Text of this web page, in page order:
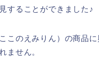
することができました♪
このえみりん）の商品
ません。